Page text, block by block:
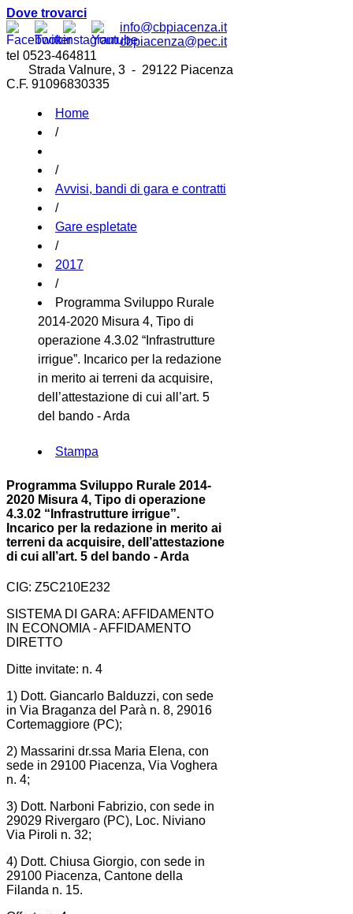
Dove trovarci
info@cbpiacenza.it
cbpiacenza@pec.it
tel 0523-464811
Strada Valnure, 3 - 29122 Piacenza
C.F. 91096830335
Home
/
/
Avvisi, bandi di gara e contratti
/
Gare espletate
/
2017
/
Programma Sviluppo Rurale
2014-2020 Misura 4, Tipo di
operazione 4.3.02 “Infrastrutture
irrigue”. Incarico per la redazione
in merito ai terreni da acquisire,
dell’attestazione di cui all’art. 5
del bando - Arda
Stampa
Programma Sviluppo Rurale 2014-
2020 Misura 4, Tipo di operazione
4.3.02 “Infrastrutture irrigue”.
Incarico per la redazione in merito ai
terreni da acquisire, dell’attestazione
di cui all’art. 5 del bando - Arda
CIG: Z5C210E232
SISTEMA DI GARA: AFFIDAMENTO
IN ECONOMIA - AFFIDAMENTO
DIRETTO
Ditte invitate: n. 4
1) Dott. Giancarlo Balduzzi, con sede
in Via Braganza del Parà n. 8, 29016
Cortemaggiore (PC);
2) Massarini dr.ssa Maria Elena, con
sede in 29100 Piacenza, Via Voghera
n. 4;
3) Dott. Narboni Fabrizio, con sede in
29029 Rivergaro (PC), Loc. Niviano
Via Piroli n. 32;
4) Dott. Chiusa Giorgio, con sede in
29100 Piacenza, Cantone della
Filanda n. 15.